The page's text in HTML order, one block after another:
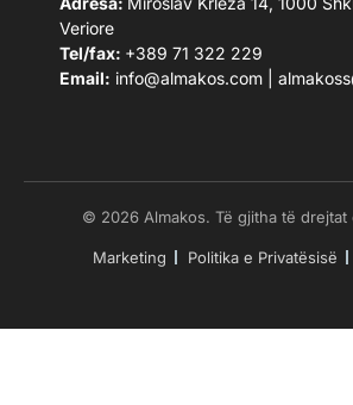
Veriore
Tel/fax: +389 71 322 229
Email: info@almakos.com
© 2026 Almakos. Të gjitha të drejtat
Marketing Politika e Privatësisë